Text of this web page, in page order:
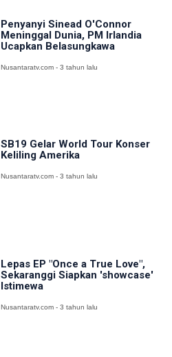
Penyanyi Sinead O'Connor
Meninggal Dunia, PM Irlandia
Ucapkan Belasungkawa
Nusantaratv.com - 3 tahun lalu
SB19 Gelar World Tour Konser
Keliling Amerika
Nusantaratv.com - 3 tahun lalu
Lepas EP "Once a True Love",
Sekaranggi Siapkan 'showcase'
Istimewa
Nusantaratv.com - 3 tahun lalu